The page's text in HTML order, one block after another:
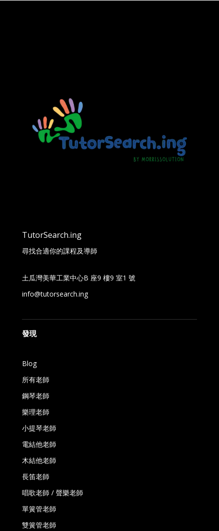
TutorSearch.ing
尋找合適你的課程及導師
土瓜灣美華工業中心B 座9 樓9 室1 號
info@tutorsearch.ing
發現
Blog
所有老師
鋼琴老師
樂理老師
小提琴老師
電結他老師
木結他老師
長笛老師
唱歌老師 / 聲樂老師
單簧管老師
雙簧管老師